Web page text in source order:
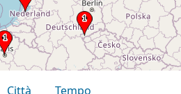
Città
Tempo